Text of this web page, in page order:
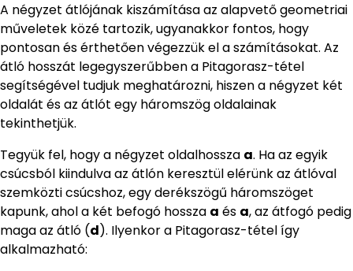
A négyzet átlójának kiszámítása az alapvető geometriai
műveletek közé tartozik, ugyanakkor fontos, hogy
pontosan és érthetően végezzük el a számításokat. Az
átló hosszát legegyszerűbben a Pitagorasz-tétel
segítségével tudjuk meghatározni, hiszen a négyzet két
oldalát és az átlót egy háromszög oldalainak
tekinthetjük.
Tegyük fel, hogy a négyzet oldalhossza a. Ha az egyik
csúcsból kiindulva az átlón keresztül elérünk az átlóval
szemközti csúcshoz, egy derékszögű háromszöget
kapunk, ahol a két befogó hossza a és a, az átfogó pedig
maga az átló (d). Ilyenkor a Pitagorasz-tétel így
alkalmazható: